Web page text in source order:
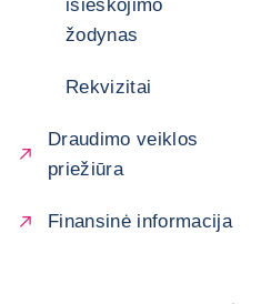
išieškojimo
žodynas
Rekvizitai
Draudimo veiklos
priežiūra
Finansinė informacija